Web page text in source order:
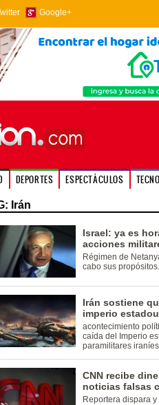
Google+
DEPORTES ESPECTÁCULOS
Irán
Israel: ya es
acciones
Régimen de
cabo sus propósitos.
Irán sostiene
imperio
acontecimiento
caída del Imperio
paramilitares
CNN recibe
noticias falsas
Reportera dispara